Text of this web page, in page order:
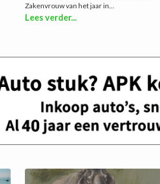
Zakenvrouw van het jaar in...
Lees verder...